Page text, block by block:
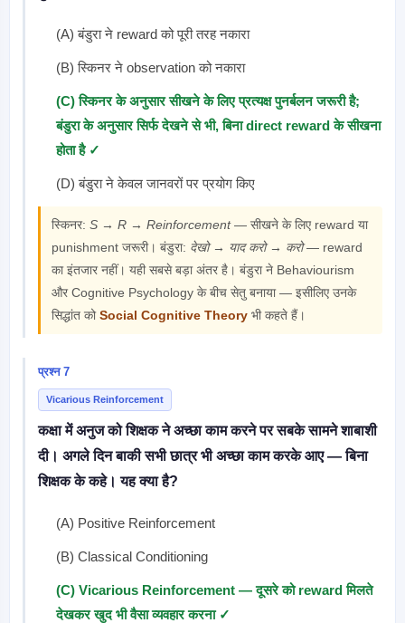
(A) बंडुरा ने reward को पूरी तरह नकारा
(B) स्किनर ने observation को नकारा
(C) स्किनर के अनुसार सीखने के लिए प्रत्यक्ष पुनर्बलन जरूरी है;
बंडुरा के अनुसार सिर्फ देखने से भी, बिना direct reward के सीखना
होता है ✓
(D) बंडुरा ने केवल जानवरों पर प्रयोग किए
स्किनर: S → R → Reinforcement— सीखने के लिए reward या
punishment जरूरी। बंडुरा: देखो → याद करो → करो— reward
का इंतजार नहीं। यही सबसे बड़ा अंतर है। बंडुरा ने Behaviourism
और Cognitive Psychology के बीच सेतु बनाया — इसीलिए उनके
सिद्धांत कोSocial Cognitive Theory भी कहते हैं।
प्रश्न 7
Vicarious Reinforcement
कक्षा में अनुज को शिक्षक ने अच्छा काम करने पर सबके सामने शाबाशी
दी। अगले दिन बाकी सभी छात्र भी अच्छा काम करके आए — बिना
शिक्षक के कहे। यह क्या है?
(A) Positive Reinforcement
(B) Classical Conditioning
(C) Vicarious Reinforcement — दूसरे को reward मिलते
देखकर खुद भी वैसा व्यवहार करना ✓